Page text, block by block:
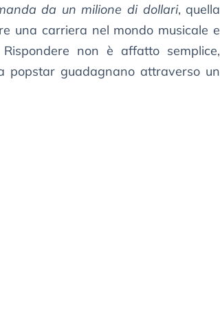
da un milione di dollari, quella
una carriera nel mondo musicale e
non è affatto semplice,
popstar guadagnano attraverso un